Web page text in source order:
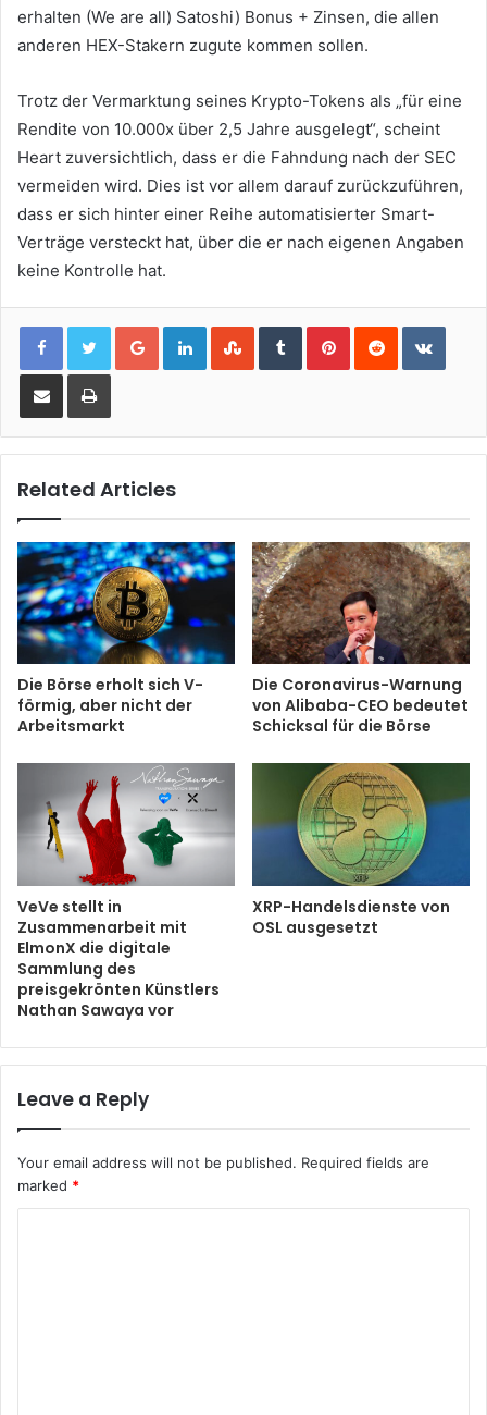
erhalten (We are all) Satoshi) Bonus + Zinsen, die allen
anderen HEX-Stakern zugute kommen sollen.
Trotz der Vermarktung seines Krypto-Tokens als „für eine
Rendite von 10.000x über 2,5 Jahre ausgelegt“, scheint
Heart zuversichtlich, dass er die Fahndung nach der SEC
vermeiden wird. Dies ist vor allem darauf zurückzuführen,
dass er sich hinter einer Reihe automatisierter Smart-
Verträge versteckt hat, über die er nach eigenen Angaben
keine Kontrolle hat.
Google+LinkedInStumbleUpon
TumblrPinterestReddit
Share via Email Print
Related Articles
Die Börse erholt sich V-
förmig, aber nicht der
Arbeitsmarkt
Die Coronavirus-Warnung
von Alibaba-CEO bedeutet
Schicksal für die Börse
VeVe stellt in
Zusammenarbeit mit
ElmonX die digitale
Sammlung des
preisgekrönten Künstlers
Nathan Sawaya vor
XRP-Handelsdienste von
OSL ausgesetzt
Leave a Reply
Your email address will not be published. Required fields are
marked *